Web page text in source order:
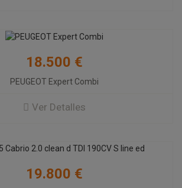
18.500 €
PEUGEOT Expert Combi
Ver Detalles
19.800 €
Cabrio 2.0 clean d TDI
190CV S line ed
74.000 Km
Año: 2015